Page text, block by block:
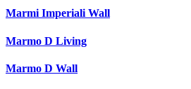
Marmi Imperiali Wall
Marmo D Living
Marmo D Wall